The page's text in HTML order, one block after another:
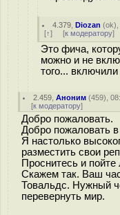
4.379 ,Diozan (ok),
[↑] [к модератору]
Это фича,
можно и не
того...
2.459 ,Аноним (459),
[к модератору]
Добро пожаловать.
Добро пожаловать в
Я настолько
разместить свои
Проснитесь и
Скажем так. Ваш
Товальдс. Нужный
перевернуть мир.